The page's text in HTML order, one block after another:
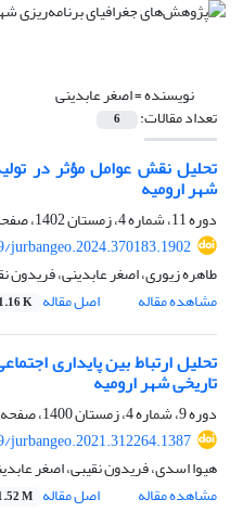
نویسنده =اصغر عابدینی
تعداد مقالات: 6
تحلیل نقش عوامل مؤثر در
شهر ارومیه
دوره 11، شماره 4، زمستان 1402، صفحه
jurbangeo.2024.370183.1902
طاهره زیوری، اصغر عابدینی، فریدون
مشاهده مقاله
اصل مقاله K
تحلیل ارتباط بین پایداری
تاریخی شهر ارومیه
دوره 9، شماره 4، زمستان 1400، صفحه
jurbangeo.2021.312264.1387
هیوا اسدی، فریدون نقیبی، اصغر
مشاهده مقاله
اصل مقاله M